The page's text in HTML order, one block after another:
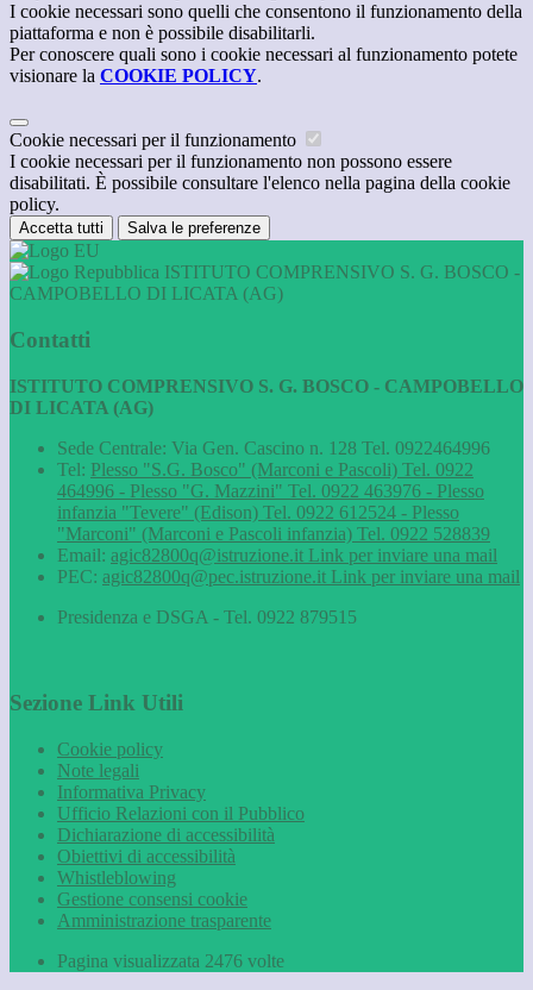
I cookie necessari sono quelli che consentono il funzionamento della
piattaforma e non è possibile disabilitarli.
Per conoscere quali sono i cookie necessari al funzionamento potete
visionare la COOKIE POLICY.
Cookie necessari per il funzionamento
I cookie necessari per il funzionamento non possono essere
disabilitati. È possibile consultare l'elenco nella pagina della cookie
policy.
Accetta tutti Salva le preferenze
ISTITUTO COMPRENSIVO S. G. BOSCO -
CAMPOBELLO DI LICATA (AG)
Contatti
ISTITUTO COMPRENSIVO S. G. BOSCO - CAMPOBELLO
DI LICATA (AG)
Sede Centrale: Via Gen. Cascino n. 128 Tel. 0922464996
Tel: Plesso "S.G. Bosco" (Marconi e Pascoli) Tel. 0922
464996 - Plesso "G. Mazzini" Tel. 0922 463976 - Plesso
infanzia "Tevere" (Edison) Tel. 0922 612524 - Plesso
"Marconi" (Marconi e Pascoli infanzia) Tel. 0922 528839
Email: agic82800q@istruzione.it Link per inviare una mail
PEC: agic82800q@pec.istruzione.it Link per inviare una mail
Presidenza e DSGA - Tel. 0922 879515
Sezione Link Utili
Cookie policy
Note legali
Informativa Privacy
Ufficio Relazioni con il Pubblico
Dichiarazione di accessibilità
Obiettivi di accessibilità
Whistleblowing
Gestione consensi cookie
Amministrazione trasparente
Pagina visualizzata 2476 volte